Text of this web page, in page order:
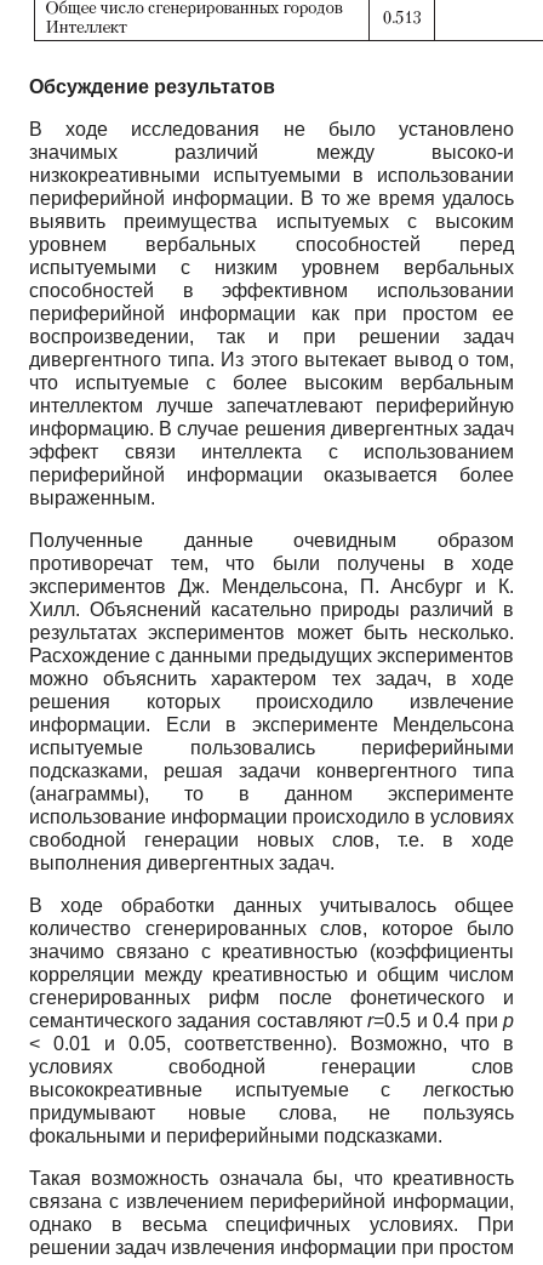
Обсуждение результатов
В ходе исследования не было установлено
значимых различий между высоко-и
низкокреативными испытуемыми в использовании
периферийной информации. В то же время удалось
выявить преимущества испытуемых с высоким
уровнем вербальных способностей перед
испытуемыми с низким уровнем вербальных
способностей в эффективном использовании
периферийной информации как при простом ее
воспроизведении, так и при решении задач
дивергентного типа. Из этого вытекает вывод о том,
что испытуемые с более высоким вербальным
интеллектом лучше запечатлевают периферийную
информацию. В случае решения дивергентных задач
эффект связи интеллекта с использованием
периферийной информации оказывается более
выраженным.
Полученные данные очевидным образом
противоречат тем, что были получены в ходе
экспериментов Дж. Мендельсона, П. Ансбург и К.
Хилл. Объяснений касательно природы различий в
результатах экспериментов может быть несколько.
Расхождение с данными предыдущих экспериментов
можно объяснить характером тех задач, в ходе
решения которых происходило извлечение
информации. Если в эксперименте Мендельсона
испытуемые пользовались периферийными
подсказками, решая задачи конвергентного типа
(анаграммы), то в данном эксперименте
использование информации происходило в условиях
свободной генерации новых слов, т.е. в ходе
выполнения дивергентных задач.
В ходе обработки данных учитывалось общее
количество сгенерированных слов, которое было
значимо связано с креативностью (коэффициенты
корреляции между креативностью и общим числом
сгенерированных рифм после фонетического и
семантического задания составляютr=0.5 и 0.4 приp
< 0.01 и 0.05, соответственно). Возможно, что в
условиях свободной генерации слов
высококреативные испытуемые с легкостью
придумывают новые слова, не пользуясь
фокальными и периферийными подсказками.
Такая возможность означала бы, что креативность
связана с извлечением периферийной информации,
однако в весьма специфичных условиях. При
решении задач извлечения информации при простом